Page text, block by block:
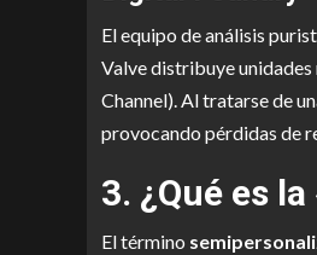
El equipo de análisis
Valve distribuye unidades
Channel). Al tratarse de
provocando pérdidas de
3. ¿Qué es
El término